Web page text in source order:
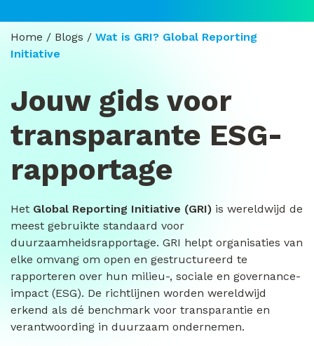
Home / Blogs / Wat is GRI? Global Reporting
Initiative
Jouw gids voor
transparante ESG-
rapportage
Het Global Reporting Initiative (GRI) is wereldwijd de
meest gebruikte standaard voor
duurzaamheidsrapportage. GRI helpt organisaties van
elke omvang om open en gestructureerd te
rapporteren over hun milieu-, sociale en governance-
impact (ESG). De richtlijnen worden wereldwijd
erkend als dé benchmark voor transparantie en
verantwoording in duurzaam ondernemen.